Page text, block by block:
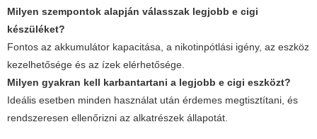
Milyen szempontok alapján válasszak legjobb e cigi
készüléket?
Fontos az akkumulátor kapacitása, a nikotinpótlási igény, az eszköz
kezelhetősége és az ízek elérhetősége.
Milyen gyakran kell karbantartani a legjobb e cigi eszközt?
Ideális esetben minden használat után érdemes megtisztítani, és
rendszeresen ellenőrizni az alkatrészek állapotát.